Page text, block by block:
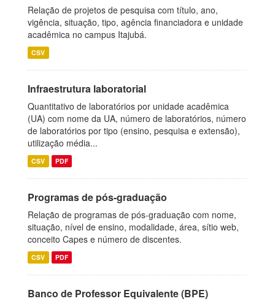
Relação de projetos de pesquisa com título, ano,
vigência, situação, tipo, agência financiadora e unidade
acadêmica no campus Itajubá.
CSV
Infraestrutura laboratorial
Quantitativo de laboratórios por unidade acadêmica
(UA) com nome da UA, número de laboratórios, número
de laboratórios por tipo (ensino, pesquisa e extensão),
utilização média...
CSV PDF
Programas de pós-graduação
Relação de programas de pós-graduação com nome,
situação, nível de ensino, modalidade, área, sítio web,
conceito Capes e número de discentes.
CSV PDF
Banco de Professor Equivalente (BPE)